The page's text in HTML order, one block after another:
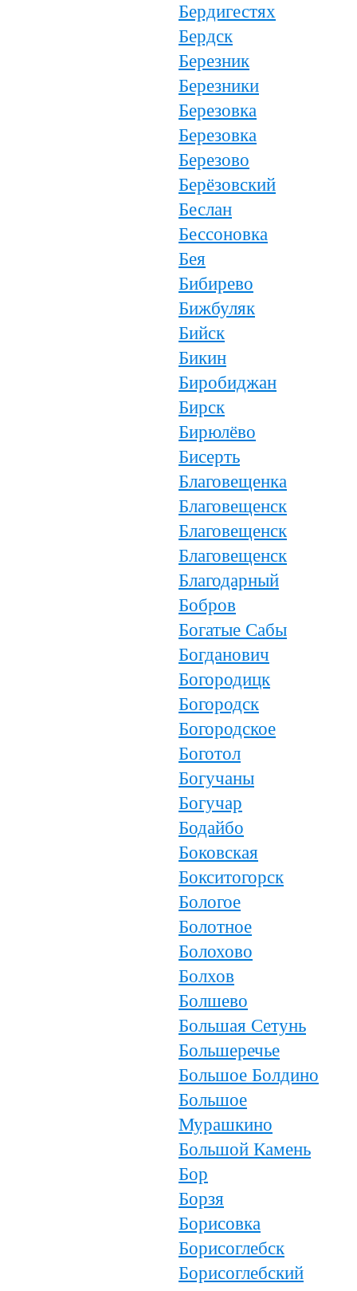
Бердигестях
Бердск
Березник
Березники
Березовка
Березовка
Березово
Берёзовский
Беслан
Бессоновка
Бея
Бибирево
Бижбуляк
Бийск
Бикин
Биробиджан
Бирск
Бирюлёво
Бисерть
Благовещенка
Благовещенск
Благовещенск
Благовещенск
Благодарный
Бобров
Богатые Сабы
Богданович
Богородицк
Богородск
Богородское
Боготол
Богучаны
Богучар
Бодайбо
Боковская
Бокситогорск
Бологое
Болотное
Болохово
Болхов
Болшево
Большая Сетунь
Большеречье
Большое Болдино
Большое
Мурашкино
Большой Камень
Бор
Борзя
Борисовка
Борисоглебск
Борисоглебский